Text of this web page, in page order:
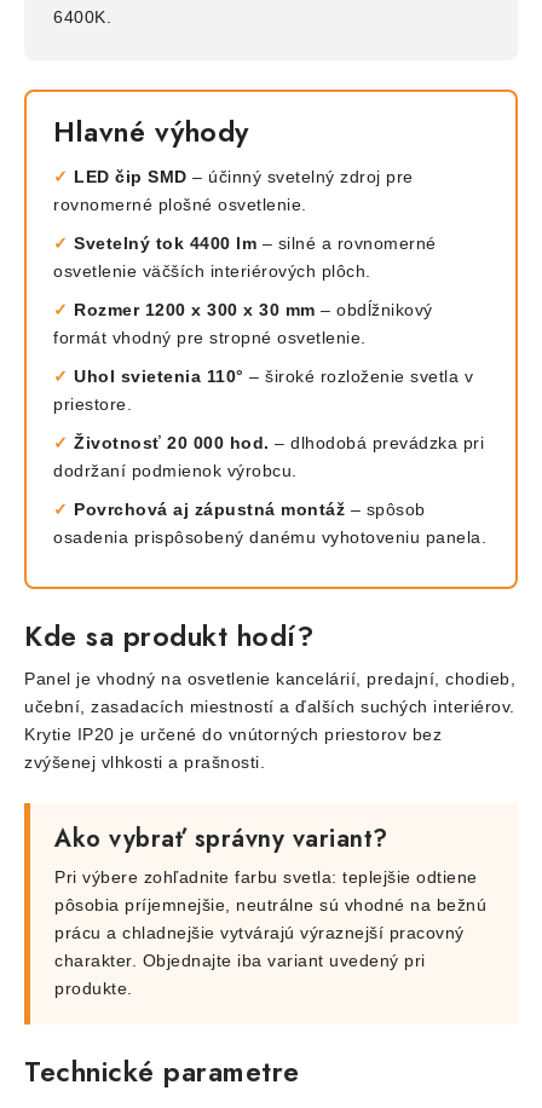
6400K.
Hlavné výhody
✓ LED čip SMD – účinný svetelný zdroj pre
rovnomerné plošné osvetlenie.
✓ Svetelný tok 4400 lm – silné a rovnomerné
osvetlenie väčších interiérových plôch.
✓ Rozmer 1200 x 300 x 30 mm – obdĺžnikový
formát vhodný pre stropné osvetlenie.
✓ Uhol svietenia 110° – široké rozloženie svetla v
priestore.
✓ Životnosť 20 000 hod. – dlhodobá prevádzka pri
dodržaní podmienok výrobcu.
✓ Povrchová aj zápustná montáž – spôsob
osadenia prispôsobený danému vyhotoveniu panela.
Kde sa produkt hodí?
Panel je vhodný na osvetlenie kancelárií, predajní, chodieb,
učební, zasadacích miestností a ďalších suchých interiérov.
Krytie IP20 je určené do vnútorných priestorov bez
zvýšenej vlhkosti a prašnosti.
Ako vybrať správny variant?
Pri výbere zohľadnite farbu svetla: teplejšie odtiene
pôsobia príjemnejšie, neutrálne sú vhodné na bežnú
prácu a chladnejšie vytvárajú výraznejší pracovný
charakter. Objednajte iba variant uvedený pri
produkte.
Technické parametre